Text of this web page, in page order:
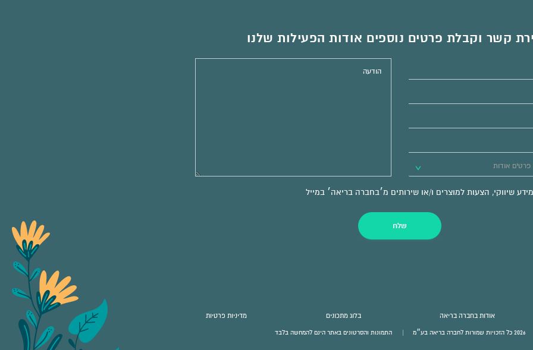
קשר וקבלת פרטים נוספים אודות הפעילות שלנו
שיווקי, הצעות למוצרים ו/או שירותים מ׳בחברה בריאה׳ במייל
שלח
אודות בחברה בריאה בלוג מתכונים מדיניות פרטיות
2026 כל הזכויות שמורות לחברה בריאה בע״מ התמונות והסרטונים באתר הינם להמחשה בלבד